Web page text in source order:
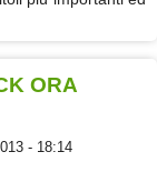
ORA
- 18:14